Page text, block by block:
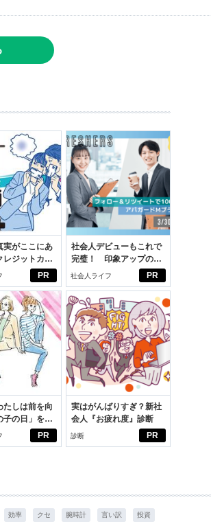
PR
実がここにあ
ジットカー
PR
社会人デビューもこれで
完璧！ 印象アップのセ
ルフプロデュース術
社会人ライフ
PR
たしは前を向
子の日」を前
人エリ・大
PR
実はがんばりすぎ？新社
会人『お疲れ度』診断
診断
効率 クセ 腕時計 言い訳 投資